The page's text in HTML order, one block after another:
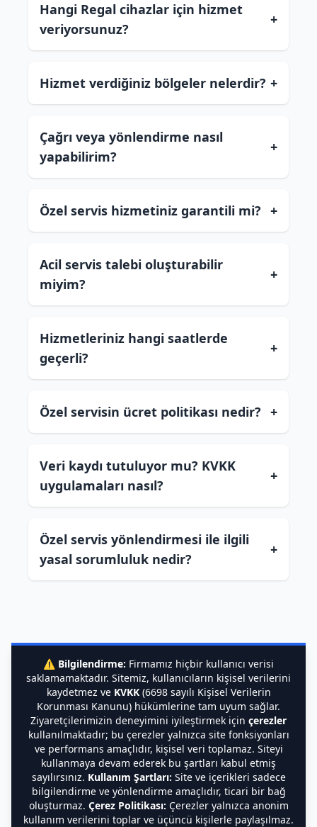
Hangi Regal cihazlar için hizmet
veriyorsunuz?
+
Hizmet verdiğiniz bölgeler nelerdir? +
Çağrı veya yönlendirme nasıl
yapabilirim?
+
Özel servis hizmetiniz garantili mi? +
Acil servis talebi oluşturabilir
miyim?
+
Hizmetleriniz hangi saatlerde
geçerli?
+
Özel servisin ücret politikası nedir? +
Veri kaydı tutuluyor mu? KVKK
uygulamaları nasıl?
+
Özel servis yönlendirmesi ile ilgili
yasal sorumluluk nedir?
+
⚠️ Bilgilendirme: Firmamız hiçbir kullanıcı verisi
saklamamaktadır. Sitemiz, kullanıcıların kişisel verilerini
kaydetmez ve KVKK(6698 sayılı Kişisel Verilerin
Korunması Kanunu) hükümlerine tam uyum sağlar.
Ziyaretçilerimizin deneyimini iyileştirmek için çerezler
kullanılmaktadır; bu çerezler yalnızca site fonksiyonları
ve performans amaçlıdır, kişisel veri toplamaz. Siteyi
kullanmaya devam ederek bu şartları kabul etmiş
sayılırsınız. Kullanım Şartları: Site ve içerikleri sadece
bilgilendirme ve yönlendirme amaçlıdır, ticari bir bağ
oluşturmaz. Çerez Politikası: Çerezler yalnızca anonim
kullanım verilerini toplar ve üçüncü kişilerle paylaşılmaz.